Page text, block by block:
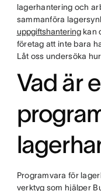
lagerhantering och
sammanföra
uppgiftshanteringkan
företag att inte bara
Låt oss undersöka
Vad är
Programvara för
verktyg som hjälper